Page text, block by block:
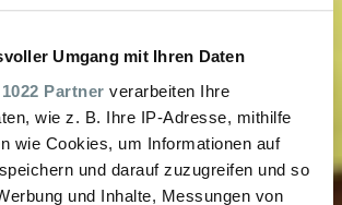
Umgang mit Ihren Daten
Partner verarbeiten Ihre
wie z. B. Ihre IP-Adresse, mithilfe
wie Cookies, um Informationen auf
und darauf zuzugreifen und so
und Inhalte, Messungen von